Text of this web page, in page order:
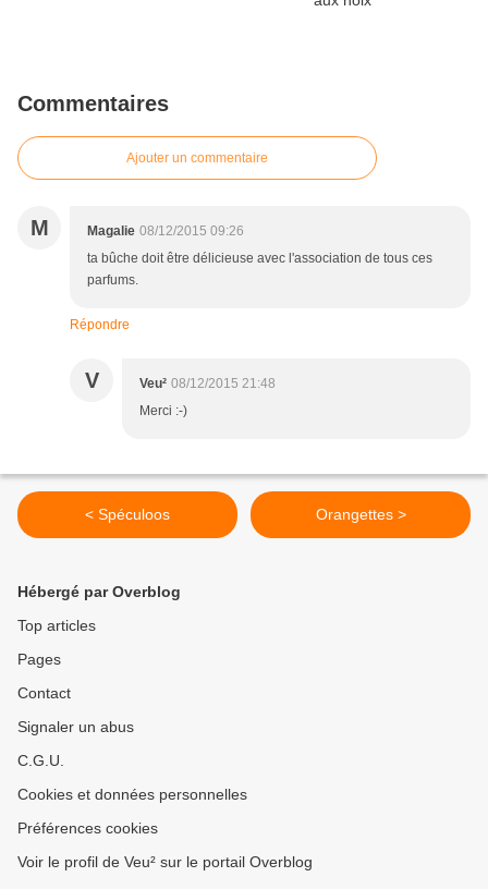
Commentaires
Ajouter un commentaire
M Magalie 08/12/2015 09:26
ta bûche doit être délicieuse avec l'association de tous ces
parfums.
Répondre
V Veu² 08/12/2015 21:48
Merci :-)
< Spéculoos Orangettes >
Hébergé par Overblog
Top articles
Pages
Contact
Signaler un abus
C.G.U.
Cookies et données personnelles
Préférences cookies
Voir le profil de Veu² sur le portail Overblog